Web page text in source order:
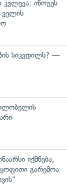
ინოუეს
ველის
სიკვდილს? —
იქმნება,
გარემოა